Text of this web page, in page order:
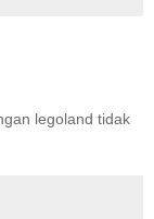
legoland tidak